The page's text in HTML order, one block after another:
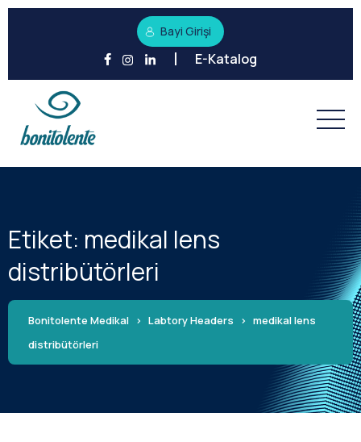
Bayi Girişi
E-Katalog
Etiket: medikal lens
distribütörleri
Bonitolente Medikal > Labtory Headers > medikal lens
distribütörleri